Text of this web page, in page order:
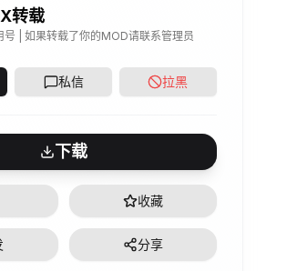
转载
号 | 如果转载了你的MOD请联系管理员
私信 拉黑
下载
收藏
分享